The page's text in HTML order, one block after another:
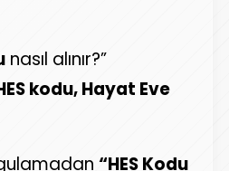
nasıl alınır?”
kodu, Hayat Eve
“HES Kodu